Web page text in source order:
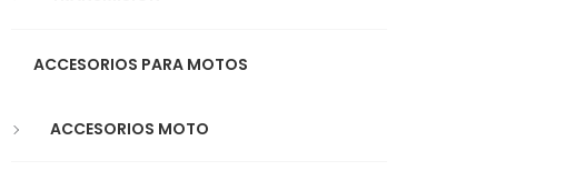
ACCESORIOS PARA MOTOS
ACCESORIOS MOTO